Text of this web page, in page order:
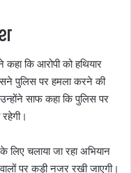
कि आरोपी को हथियार
पुलिस पर हमला करने की
साफ कहा कि पुलिस पर
चलाया जा रहा अभियान
पर कड़ी नजर रखी जाएगी।